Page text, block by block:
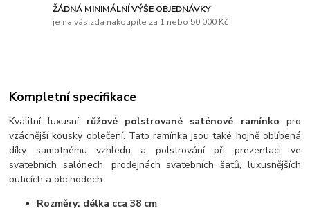
ŽÁDNÁ MINIMÁLNÍ VÝŠE OBJEDNÁVKY
je na vás zda nakoupíte za 1 nebo 50 000 Kč
Kompletní specifikace
Kvalitní luxusní růžové polstrované saténové ramínko pro
vzácnější kousky oblečení. Tato ramínka jsou také hojně oblíbená
díky samotnému vzhledu a polstrování při prezentaci ve
svatebních salónech, prodejnách svatebních šatů, luxusnějších
buticích a obchodech.
Rozměry: délka cca 38 cm